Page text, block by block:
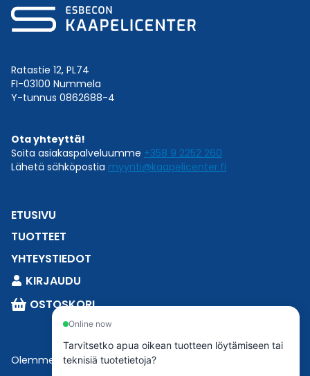
Ratastie 12, PL74
FI-03100 Nummela
Y-tunnus 0862688-4
Ota yhteyttä!
Soita asiakaspalveluumme +358 9 2252 260
Lähetä sähköpostia myynti@kaapelicenter.fi
ETUSIVU
TUOTTEET
YHTEYSTIEDOT
KIRJAUDU
OSTOSKORI
Olemme osaEsbeconia.
Online now
Tarvitsetko apua oikean tuotteen löytämiseen tai
teknisiä tuotetietoja?